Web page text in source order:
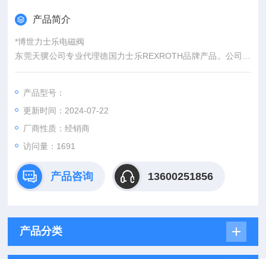
产品简介
*博世力士乐电磁阀
东莞天骥公司专业代理德国力士乐REXROTH品牌产品。公司所
有期货都是从国外*，报关单 原产地证明 所有资料齐全。我们可
的货品等综合品质， 我们承诺所有产品 期货如果不是*全新假一
赔十，我们所有产品出售后 执行原厂的售后标准。
产品型号：
更新时间：2024-07-22
厂商性质：经销商
访问量：1691
产品咨询 13600251856
产品分类